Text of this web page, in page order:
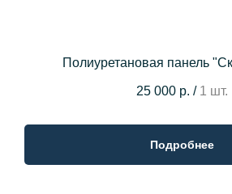
Полиуретановая панель
25 000 р. / 1 шт.
Подробнее